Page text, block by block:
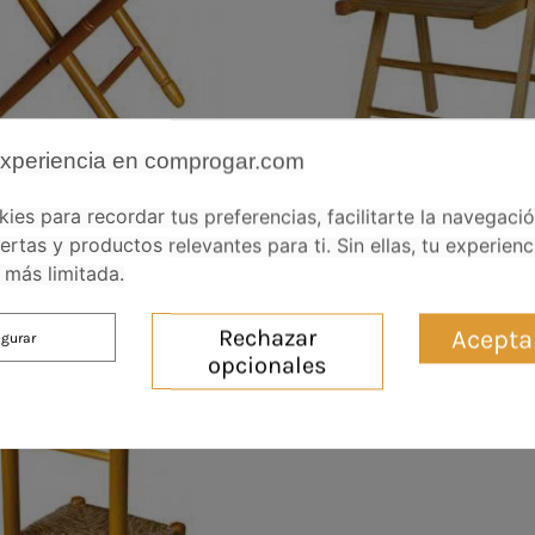
Lazio Piel Madera De Pino
80,69 €115,26 €
Silla Plegable Madera De
39,42 €56,31 €
en comprogar.com
para recordar tus preferencias, facilitarte la
y productos relevantes para ti. Sin ellas, tu
limitada.
Rechazar
opcionales